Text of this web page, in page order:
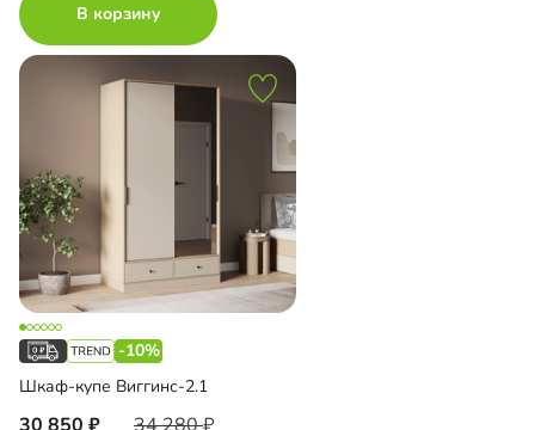
В корзину
-10%
Шкаф-купе Виггинс-2.1